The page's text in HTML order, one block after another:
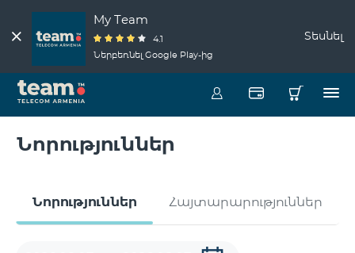
My Team
4.1
Ներբեռնել Google Play-ից
Տեսնել
Նորություններ
Նորություններ Հայտարարություններ